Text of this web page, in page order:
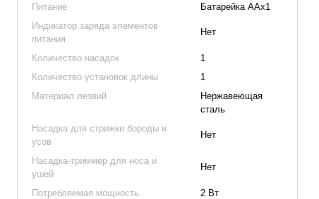
Питание
Батарейка ААх1
Индикатор заряда элементов
питания
Нет
Количество насадок
1
Количество установок длины
1
Материал лезвий
Нержавеющая
сталь
Насадка для стрижки бороды и
усов
Нет
Насадка-триммер для носа и
ушей
Нет
Потребляемая мощность
2 Вт